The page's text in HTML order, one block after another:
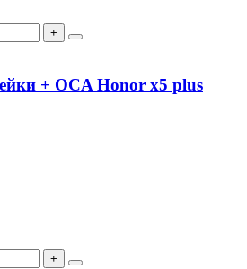
+
+ OCA Honor x5 plus
+